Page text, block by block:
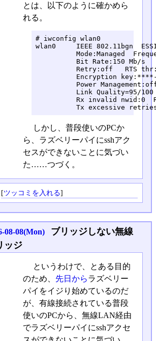
とは、以下のように確かめら
れる。
# iwconfig wlan0
wlan0     IEEE 802.11bgn
Mode:Managed
Bit Rate:150 Mb/s
Retry:off   RTS
Encryption
Power
Link Quality=95/
Rx invalid nwid:0
Tx excessive
しかし、普段使いのPCか
ら、ラズベリーパイにsshアク
セスができないことに気づい
た……つづく。
[ツッコミを入れる]
08-08(Mon)
ブリッジしない無線
ッジ
というわけで、とある目的
のため、 先日からラズベリー
パイをイジり始めているのだ
が、有線接続されている普段
使いのPCから、無線LAN経由
でラズベリーパイにsshアクセ